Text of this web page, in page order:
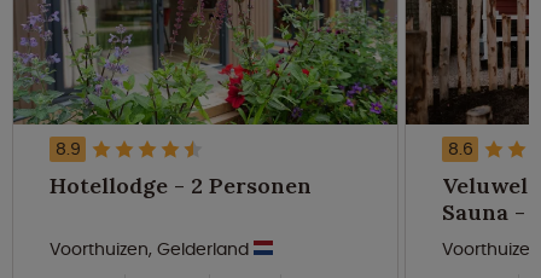
8.9
Hotellodge - 2 Personen
Voorthuizen, Gelderland
8.6